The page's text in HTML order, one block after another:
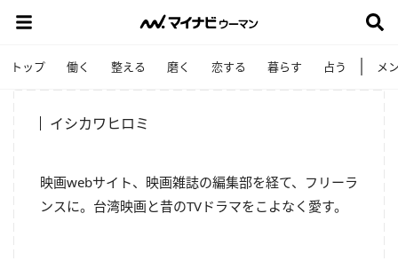
トップ 働く 整える 磨く 恋する 暮らす 占う メ
イシカワヒロミ
映画webサイト、映画雑誌の編集部を経て、フリーラ
ンスに。台湾映画と昔のTVドラマをこよなく愛す。